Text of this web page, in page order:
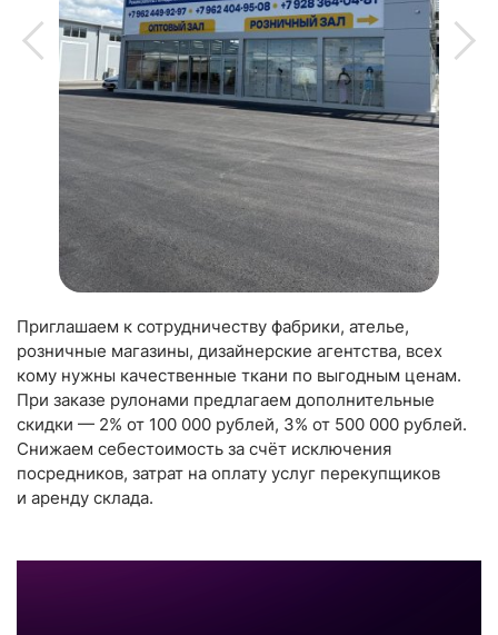
Приглашаем к сотрудничеству фабрики, ателье,
розничные магазины, дизайнерские агентства, всех
кому нужны качественные ткани по выгодным ценам.
При заказе рулонами предлагаем дополнительные
скидки — 2% от 100 000 рублей, 3% от 500 000 рублей.
Снижаем себестоимость за счёт исключения
посредников, затрат на оплату услуг перекупщиков
и аренду склада.